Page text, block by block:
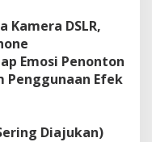
Kamera DSLR,
Emosi Penonton
Penggunaan Efek
Diajukan)